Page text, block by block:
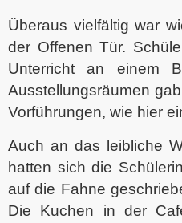
Überaus vielfältig war
der Offenen Tür.
Unterricht an einem
Ausstellungsräumen
Vorführungen, wie hier
Auch an das leibliche
hatten sich die
auf die Fahne
Die Kuchen in der